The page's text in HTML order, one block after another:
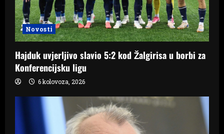
Novosti
Hajduk uvjerljivo slavio 5:2 kod Žalgirisa u borbi za
Konferencijsku ligu
6 kolovoza, 2026